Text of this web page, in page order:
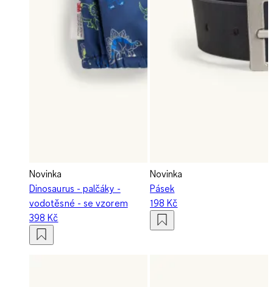
Novinka
Dinosaurus - palčáky -
vodotěsné - se vzorem
398 Kč
Novinka
Pásek
198 Kč